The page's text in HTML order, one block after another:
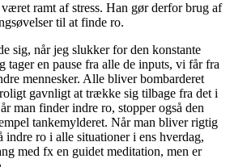
ramt af stress. Han gør derfor brug af
til at finde ro.
sig, når jeg slukker for den konstante
tager en pause fra alle de inputs, vi får fra
mennesker. Alle bliver bombarderet
gavnligt at trække sig tilbage fra det i
man finder indre ro, stopper også den
tankemylderet. Når man bliver rigtig
indre ro i alle situationer i ens hverdag,
med fx en guidet meditation, men er